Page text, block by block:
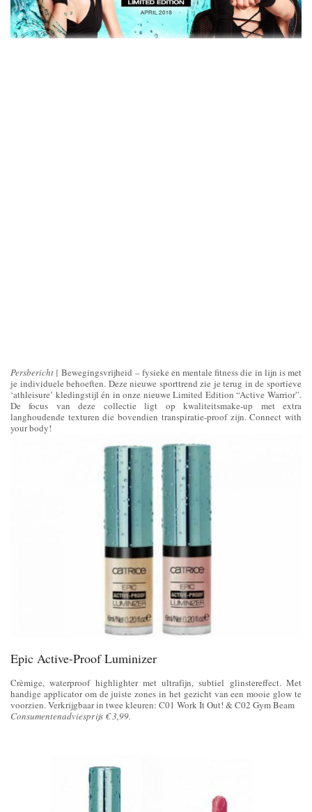
Persbericht |Bewegingsvrijheid – fysieke en mentale fitness die in lijn is met
je individuele behoeften. Deze nieuwe sporttrend zie je terug in de sportieve
‘athleisure’ kledingstijl én in onze nieuwe Limited Edition “Active Warrior”.
De focus van deze collectie ligt op kwaliteitsmake-up met extra
langhoudende texturen die bovendien transpiratie-proof zijn. Connect with
your body!
Epic Active-Proof Luminizer
Crèmige, waterproof highlighter met ultrafijn, subtiel glinstereffect. Met
handige applicator om de juiste zones in het gezicht van een mooie glow te
voorzien. Verkrijgbaar in twee kleuren: C01 Work It Out! & C02 Gym Beam
Consumentenadviesprijs € 3,99.